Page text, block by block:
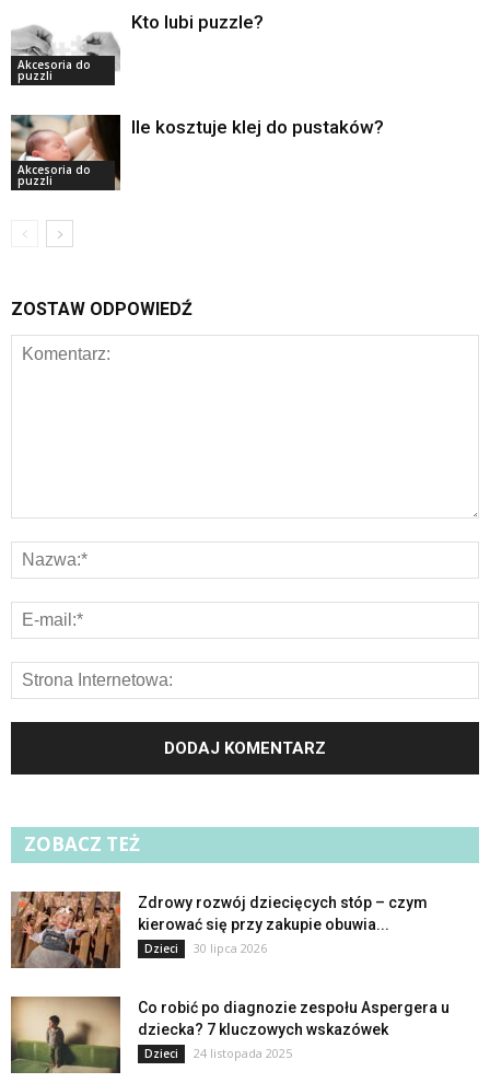
Akcesoria do
puzzli
Kto lubi puzzle?
Akcesoria do
puzzli
Ile kosztuje klej do pustaków?
ZOSTAW ODPOWIEDŹ
ZOBACZ TEŻ
Zdrowy rozwój dziecięcych stóp – czym
kierować się przy zakupie obuwia...
Dzieci 30 lipca 2026
Co robić po diagnozie zespołu Aspergera u
dziecka? 7 kluczowych wskazówek
Dzieci 24 listopada 2025